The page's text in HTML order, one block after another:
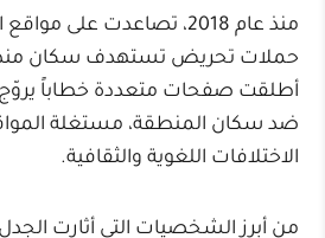
منذ عام 2018، تصاعدت على
حملات تحريض تستهدف سكان
أطلقت صفحات متعددة خطاباً يروّج
ضد سكان المنطقة، مستغلة
الاختلافات اللغوية والثقافية.
من أبرز الشخصيات التي أثارت